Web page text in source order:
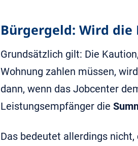
Bürgergeld: Wird
Grundsätzlich gilt: Die
Wohnung zahlen müssen,
dann, wenn das Jobcenter
Leistungsempfänger die
Das bedeutet allerdings nicht,